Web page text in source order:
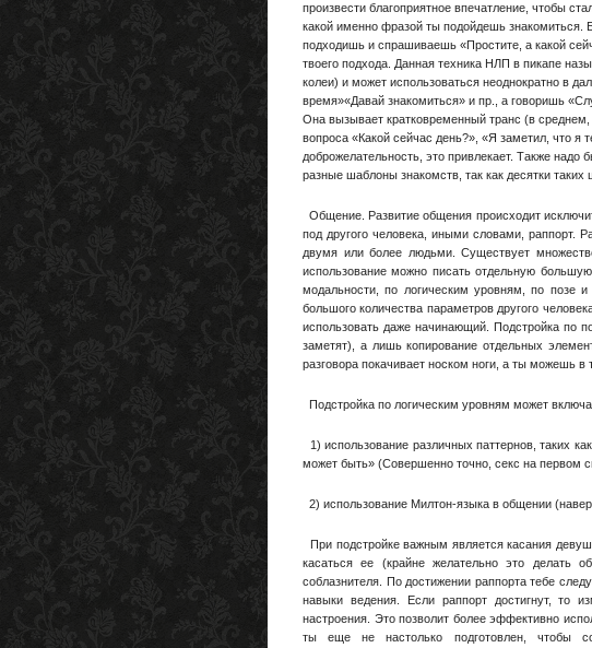
произвести благоприятное впечатление, чтобы
какой именно фразой ты подойдешь знакомиться.
подходишь и спрашиваешь «Простите, а какой
твоего подхода. Данная техника НЛП в пикапе
колеи) и может использоваться неоднократно в
время»«Давай знакомиться» и пр., а говоришь
Она вызывает кратковременный транс (в
вопроса «Какой сейчас день?», «Я заметил, что я
доброжелательность, это привлекает. Также надо
разные шаблоны знакомств, так как десятки
Общение. Развитие общения происходит
под другого человека, иными словами, раппорт.
двумя или более людьми. Существует
использование можно писать отдельную
модальности, по логическим уровням, по позе
большого количества параметров другого
использовать даже начинающий. Подстройка по
заметят), а лишь копирование отдельных
разговора покачивает носком ноги, а ты можешь
Подстройка по логическим уровням может
1) использование различных паттернов, таких
может быть» (Совершенно точно, секс на первом
2) использование Милтон-языка в общении
При подстройке важным является касания
касаться ее (крайне желательно это делать
соблазнителя. По достижении раппорта тебе
навыки ведения. Если раппорт достигнут, то
настроения. Это позволит более эффективно
ты еще не настолько подготовлен, чтобы